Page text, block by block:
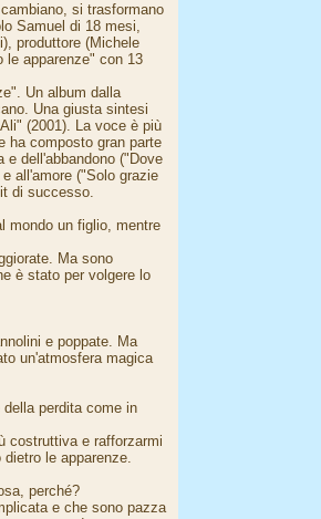
si trasformano
Samuel di 18 mesi,
produttore (Michele
le apparenze" con 13
Un album dalla
Una giusta sintesi
(2001). La voce è più
ha composto gran parte
dell'abbandono ("Dove
all'amore ("Solo grazie
di successo.
mondo un figlio, mentre
Ma sono
è stato per volgere lo
e poppate. Ma
un'atmosfera magica
perdita come in
costruttiva e rafforzarmi
le apparenze.
perché?
e che sono pazza